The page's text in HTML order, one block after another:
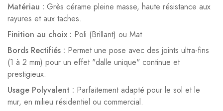
Matériau : Grès cérame pleine masse, haute résistance aux
rayures et aux taches.
Finition au choix : Poli (Brillant) ou Mat
Bords Rectifiés : Permet une pose avec des joints ultra-fins
(1 à 2 mm) pour un effet "dalle unique" continue et
prestigieux.
Usage Polyvalent : Parfaitement adapté pour le sol et le
mur, en milieu résidentiel ou commercial.